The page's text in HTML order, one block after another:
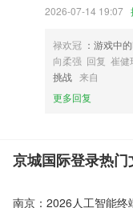
2026-07-14 19:07
禄欢冠 ：游戏中
向柔强 回复 崔健
挑战 来自
更多回复
京城国际登录热门
南京：2026人工智能终